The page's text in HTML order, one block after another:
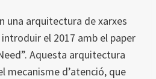
una arquitectura de xarxes
el 2017 amb el paper
Aquesta arquitectura
mecanisme d’atenció, que